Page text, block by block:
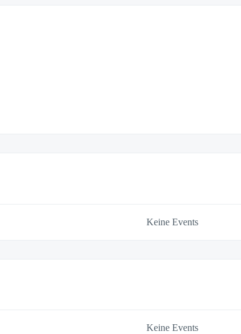
Keine Events
Keine Events